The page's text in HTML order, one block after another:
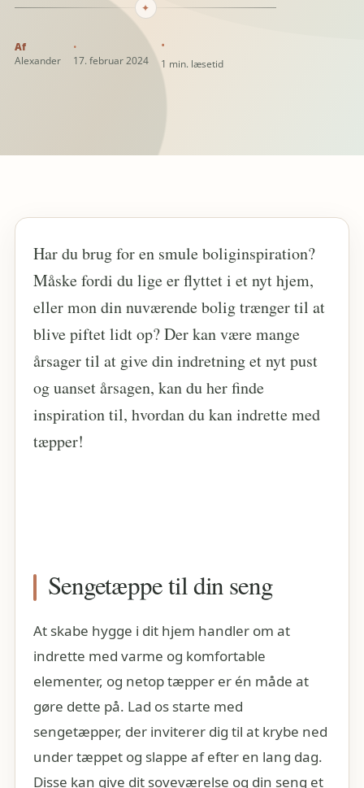
✦
Alexander 17. februar 2024 1 min. læsetid
Har du brug for en smule boliginspiration?
Måske fordi du lige er flyttet i et nyt hjem,
eller mon din nuværende bolig trænger til at
blive piftet lidt op? Der kan være mange
årsager til at give din indretning et nyt pust
og uanset årsagen, kan du her finde
inspiration til, hvordan du kan indrette med
tæpper!
Sengetæppe til din seng
At skabe hygge i dit hjem handler om at
indrette med varme og komfortable
elementer, og netop tæpper er én måde at
gøre dette på. Lad os starte med
sengetæpper, der inviterer dig til at krybe ned
under tæppet og slappe af efter en lang dag.
Disse kan give dit soveværelse og din seng et